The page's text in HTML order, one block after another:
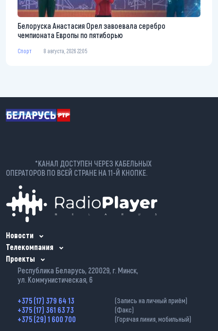
Белоруска Анастасия Орел завоевала серебро
чемпионата Европы по пятиборью
Спорт 8 августа, 2026 22:05
*КАНАЛ ДОСТУПЕН ЧЕРЕЗ КАБЕЛЬНЫХ
ОПЕРАТОРОВ ПО ВСЕЙ СТРАНЕ НА 11-Й КНОПКЕ.
Новости
Телекомпания
Проекты
Республика Беларусь, 220029, г. Минск,
ул. Коммунистическая, 6
+375 (17) 379 64 13 (Запись на личный приём)
+375 (17) 361 63 73 (Факс)
+375 (29) 1 600 700 (Горячая линия, мобильный)